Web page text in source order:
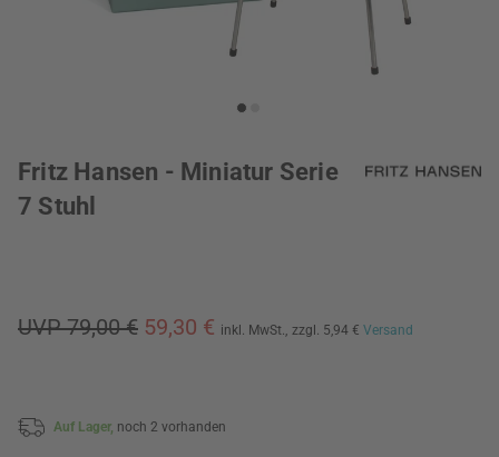
Fritz Hansen - Miniatur Serie
7 Stuhl
UVP 79,00 € 59,30 € inkl. MwSt., zzgl. 5,94 € Versand
Auf Lager, noch 2 vorhanden